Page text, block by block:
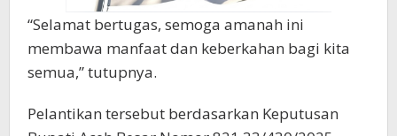
“Selamat bertugas, semoga amanah ini
membawa manfaat dan keberkahan bagi kita
semua,” tutupnya.
Pelantikan tersebut berdasarkan Keputusan